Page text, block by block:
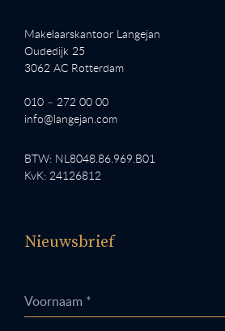
Makelaarskantoor Langejan
Oudedijk 25
3062 AC Rotterdam
010 – 272 00 00
info@langejan.com
BTW: NL8048.86.969.B01
KvK: 24126812
Nieuwsbrief
Voornaam *